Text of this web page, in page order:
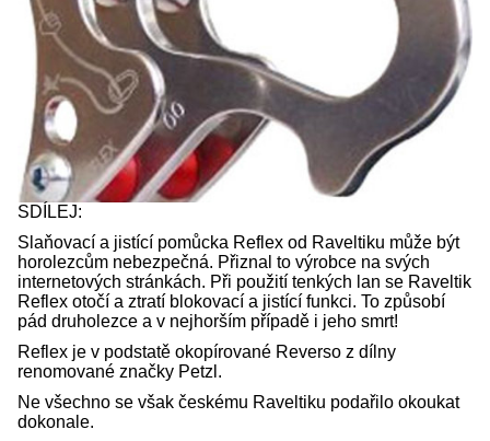
SDÍLEJ:
Slaňovací a jistící pomůcka Reflex od Raveltiku může být
horolezcům nebezpečná. Přiznal to výrobce na svých
internetových stránkách. Při použití tenkých lan se Raveltik
Reflex otočí a ztratí blokovací a jistící funkci. To způsobí
pád druholezce a v nejhorším případě i jeho smrt!
Reflex je v podstatě okopírované Reverso z dílny
renomované značky Petzl.
Ne všechno se však českému Raveltiku podařilo okoukat
dokonale.